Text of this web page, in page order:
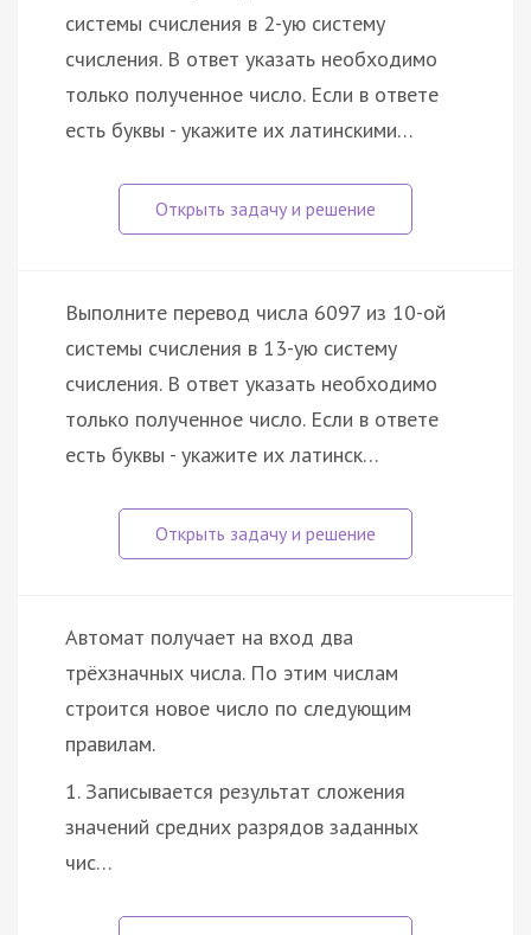
системы счисления в 2-ую систему
счисления. В ответ указать необходимо
только полученное число. Если в ответе
есть буквы - укажите их латинскими…
Выполните перевод числа 6097 из 10-ой
системы счисления в 13-ую систему
счисления. В ответ указать необходимо
только полученное число. Если в ответе
есть буквы - укажите их латинск…
Автомат получает на вход два
трёхзначных числа. По этим числам
строится новое число по следующим
правилам.
1. Записывается результат сложения
значений средних разрядов заданных
чис…